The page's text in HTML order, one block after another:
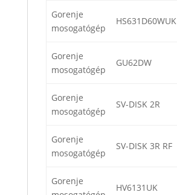
Gorenje
mosogatógép
HS631D60WUK
Gorenje
mosogatógép
GU62DW
Gorenje
mosogatógép
SV-DISK 2R
Gorenje
mosogatógép
SV-DISK 3R RF
Gorenje
HV6131UK